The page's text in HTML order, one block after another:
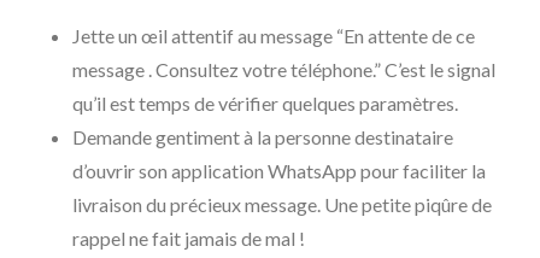
Jette un œil attentif au message “En attente de ce
message . Consultez votre téléphone.” C’est le signal
qu’il est temps de vérifier quelques paramètres.
Demande gentiment à la personne destinataire
d’ouvrir son application WhatsApp pour faciliter la
livraison du précieux message. Une petite piqûre de
rappel ne fait jamais de mal !